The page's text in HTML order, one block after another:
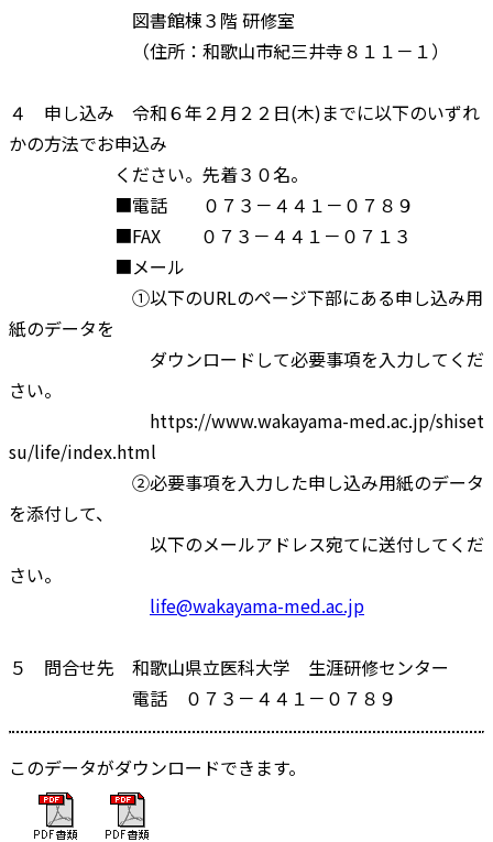
図書館棟３階 研修室
（住所：和歌山市紀三井寺８１１－１）
４ 申し込み 令和６年２月２２日(木)までに以下のいずれ
かの方法でお申込み
ください。先着３０名。
■電話 ０７３－４４１－０７８９
■FAX ０７３－４４１－０７１３
■メール
①以下のURLのページ下部にある申し込み用
紙のデータを
ダウンロードして必要事項を入力してくだ
さい。
https://www.wakayama-med.ac.jp/shiset
su/life/index.html
②必要事項を入力した申し込み用紙のデータ
を添付して、
以下のメールアドレス宛てに送付してくだ
さい。
life@wakayama-med.ac.jp
５ 問合せ先 和歌山県立医科大学 生涯研修センター
電話 ０７３－４４１－０７８９
このデータがダウンロードできます。